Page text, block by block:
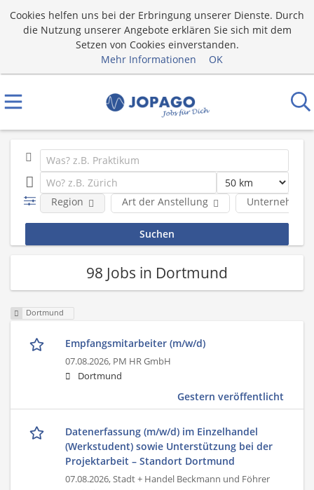
Cookies helfen uns bei der Erbringung unserer Dienste. Durch
die Nutzung unserer Angebote erklären Sie sich mit dem
Setzen von Cookies einverstanden.
Mehr Informationen
OK
Art der Anstellung Unternehmen
Region
98 Jobs in Dortmund
Dortmund
Empfangsmitarbeiter (m/w/d)
07.08.2026, PM HR GmbH
Dortmund
Gestern veröffentlicht
Datenerfassung (m/w/d) im Einzelhandel
(Werkstudent) sowie Unterstützung bei der
Projektarbeit – Standort Dortmund
07.08.2026,Stadt + Handel Beckmann und Föhrer